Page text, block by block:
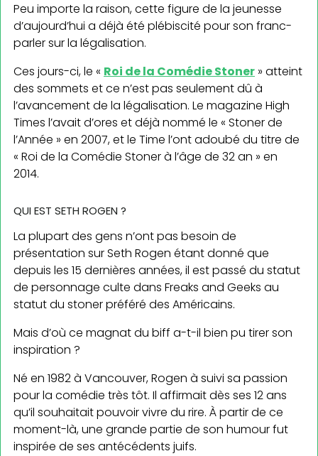
Peu importe la raison, cette figure de la jeunesse
d’aujourd’hui a déjà été plébiscité pour son franc-
parler sur la légalisation.
Ces jours-ci, le « Roi de la Comédie Stoner » atteint
des sommets et ce n’est pas seulement dû à
l’avancement de la légalisation. Le magazine High
Times l’avait d’ores et déjà nommé le « Stoner de
l’Année » en 2007, et le Time l’ont adoubé du titre de
« Roi de la Comédie Stoner à l’âge de 32 an » en
2014.
QUI EST SETH ROGEN ?
La plupart des gens n’ont pas besoin de
présentation sur Seth Rogen étant donné que
depuis les 15 dernières années, il est passé du statut
de personnage culte dans Freaks and Geeks au
statut du sto­ner préféré des Américains.
Mais d’où ce magnat du biff a-t-il bien pu tirer son
inspiration ?
Né en 1982 à Vancouver, Rogen à suivi sa passion
pour la comédie très tôt. Il affirmait dès ses 12 ans
qu’il souhaitait pouvoir vivre du rire. À partir de ce
moment-là, une grande partie de son hu­mour fut
inspirée de ses antécédents juifs.